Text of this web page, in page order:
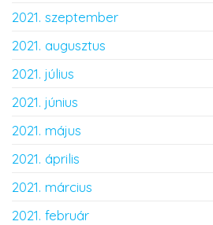
2021. szeptember
2021. augusztus
2021. július
2021. június
2021. május
2021. április
2021. március
2021. február